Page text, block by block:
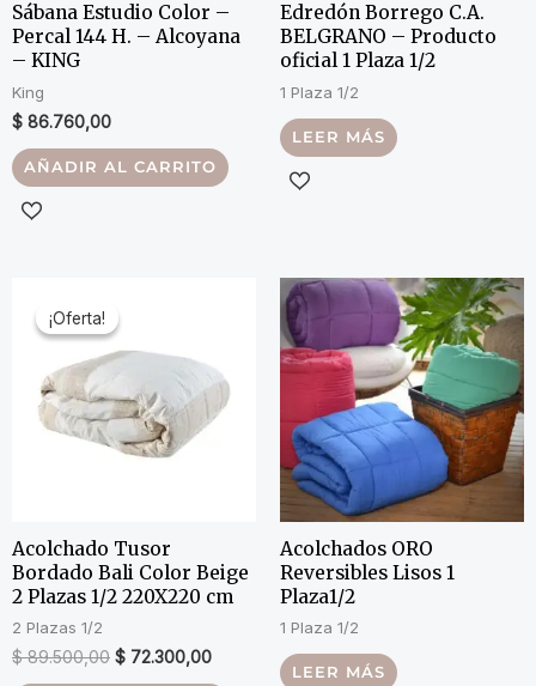
Sábana Estudio Color –
Percal 144 H. – Alcoyana
– KING
King
$ 86.760,00
AÑADIR AL CARRITO
Edredón Borrego C.A.
BELGRANO – Producto
oficial 1 Plaza 1/2
1 Plaza 1/2
LEER MÁS
¡Oferta!
¡Oferta!
Acolchado Tusor
Bordado Bali Color Beige
2 Plazas 1/2 220X220 cm
2 Plazas 1/2
$89.500,00 $ 72.300,00
Acolchados ORO
Reversibles Lisos 1
Plaza1/2
1 Plaza 1/2
LEER MÁS